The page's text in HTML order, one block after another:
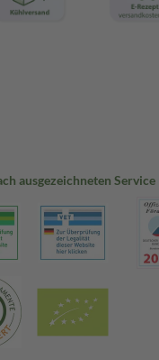
ausgezeichneten Service